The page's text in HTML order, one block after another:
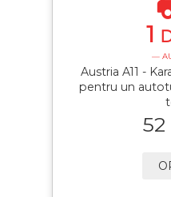
1
—
Austria A11 -
pentru un
52